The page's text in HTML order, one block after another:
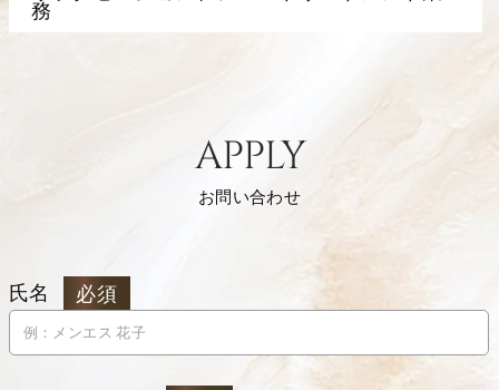
務
APPLY
お問い合わせ
氏名 必須